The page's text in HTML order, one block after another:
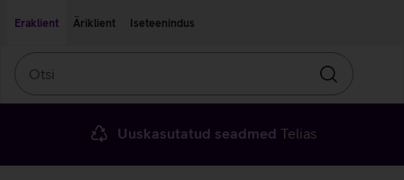
Eraklient
Äriklient Iseteenindus
Otsin
Uuskasutatud seadmed Telias